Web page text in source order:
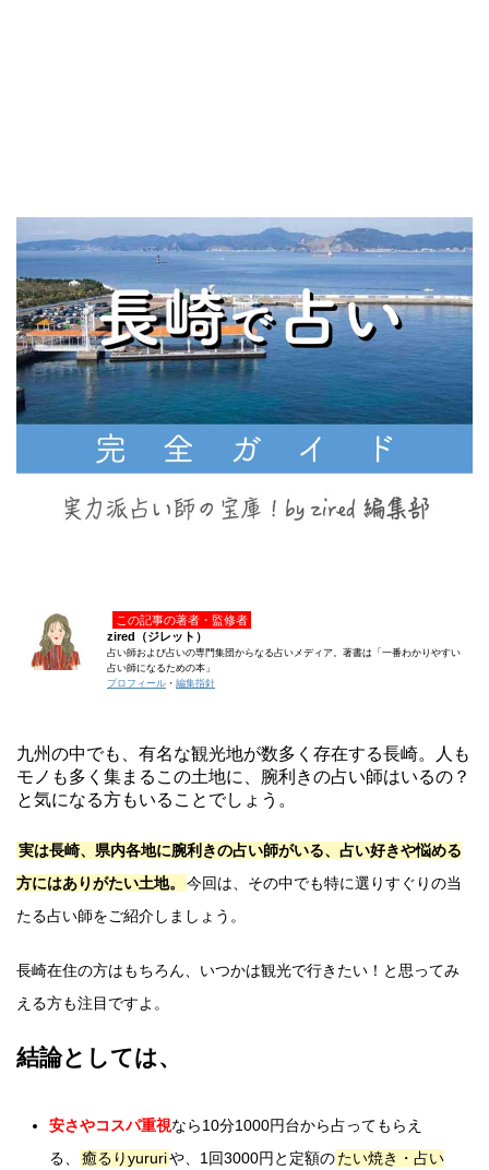
この記事の著者・監修者
zired（ジレット）
占い師および占いの専門集団からなる占いメディア。著書は「一番わかりやすい
占い師になるための本」
プロフィール ・ 編集指針
九州の中でも、有名な観光地が数多く存在する長崎。人も
モノも多く集まるこの土地に、腕利きの占い師はいるの？
と気になる方もいることでしょう。
実は長崎、県内各地に腕利きの占い師がいる、占い好きや悩める
方にはありがたい土地。
今回は、その中でも特に選りすぐりの当
たる占い師をご紹介しましょう。
長崎在住の方はもちろん、いつかは観光で行きたい！と思ってみ
える方も注目ですよ。
結論としては、
安さやコスパ重視なら10分1000円台から占ってもらえ
る、
癒るりyururiや、1回3000円と定額のたい焼き・占い